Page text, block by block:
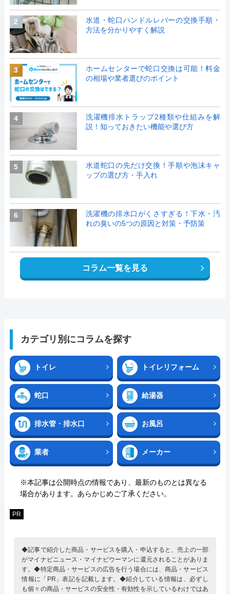
2
水道・蛇口ハンドルレバーの交換手順・
方法を分かりやすく解説
3
ホームセンターで蛇口交換は可能！料金
の相場や業者選びのポイント
4
洗濯機排水トラップ2種類や仕組みを解
説！知っておきたい機能や選び方
5
水道蛇口の先だけ交換！手順や泡沫キャ
ップの選び方・手入れ
6
洗濯機の排水口がくさすぎる！下水・汚
れの臭いの5つの原因と対策・予防策
コラム一覧を見る
カテゴリ別にコラムを探す
トイレ トイレリフォーム
蛇口 給湯器
排水管・排水口 お風呂
業者 メーカー
※本記事は公開時点の情報であり、最新のものとは異なる
場合があります。あらかじめご了承ください。
PR
◆記事で紹介した商品・サービスを購入・申込すると、売上の一部
がマイナビニュース・マイナビウーマンに還元されることがありま
す。◆特定商品・サービスの広告を行う場合には、商品・サービス
情報に「PR」表記を記載します。◆紹介している情報は、必ずし
も個々の商品・サービスの安全性・有効性を示しているわけではあ